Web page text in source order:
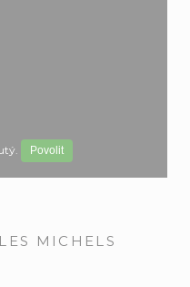
Povolit
LES MICHELS